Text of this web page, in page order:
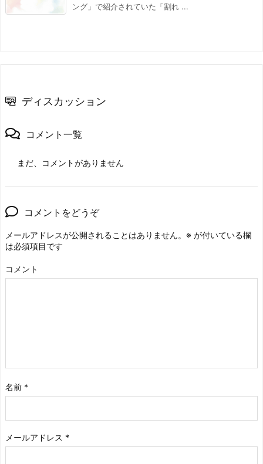
ング」で紹介されていた「割れ ...
ディスカッション
コメント一覧
まだ、コメントがありません
コメントをどうぞ
メールアドレスが公開されることはありません。 ※ が付いている欄
は必須項目です
コメント
名前 *
メールアドレス *